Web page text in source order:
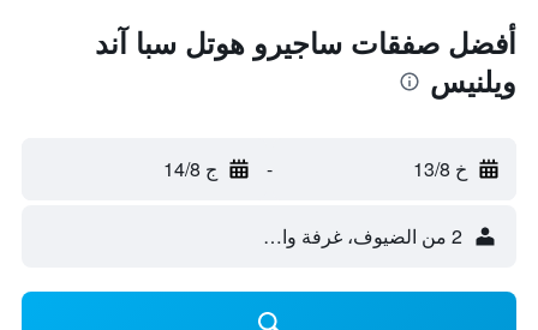
أفضل صفقات ساجيرو هوتل سبا آند
ويلنيس
خ 13/8 - ج 14/8
2 من الضيوف، غرفة واحدة